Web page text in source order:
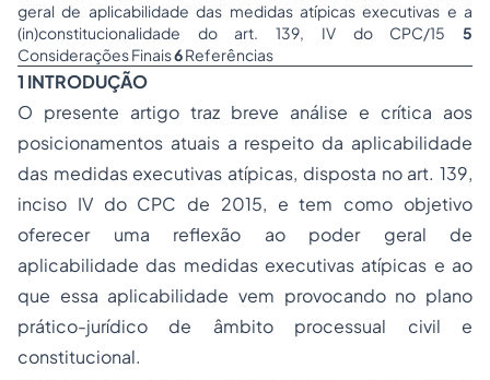
geral de aplicabilidade das medidas atípicas executivas e a
(in)constitucionalidade do art. 139, IV do CPC/15 5
Considerações Finais6Referências
1 INTRODUÇÃO
O presente artigo traz breve análise e crítica aos
posicionamentos atuais a respeito da aplicabilidade
das medidas executivas atípicas, disposta no art. 139,
inciso IV do CPC de 2015, e tem como objetivo
oferecer uma reflexão ao poder geral de
aplicabilidade das medidas executivas atípicas e ao
que essa aplicabilidade vem provocando no plano
prático-jurídico de âmbito processual civil e
constitucional.